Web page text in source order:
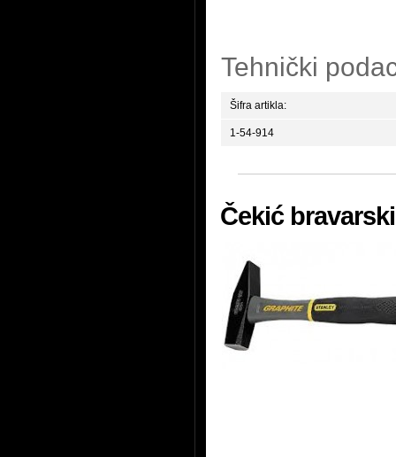
Tehnički
Šifra artikla:
1-54-914
Čekić